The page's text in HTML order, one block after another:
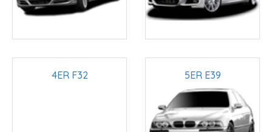
4ER F32 5ER E39